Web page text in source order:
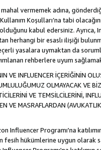
vermemek adına,
Koşulları’na tabi
kabul edersiniz. Ayrıca,
herhangi bir esaslı ilişiği
yasalara uymaktan da
rehberlere uyum
VE INFLUENCER İÇERİĞİNİN
OLMAYACAK VE
VE TEMSİLCİLERİNİ,
VE MASRAFLARDAN
Influencer Programı'na
fesih hükümlerine uygun olarak